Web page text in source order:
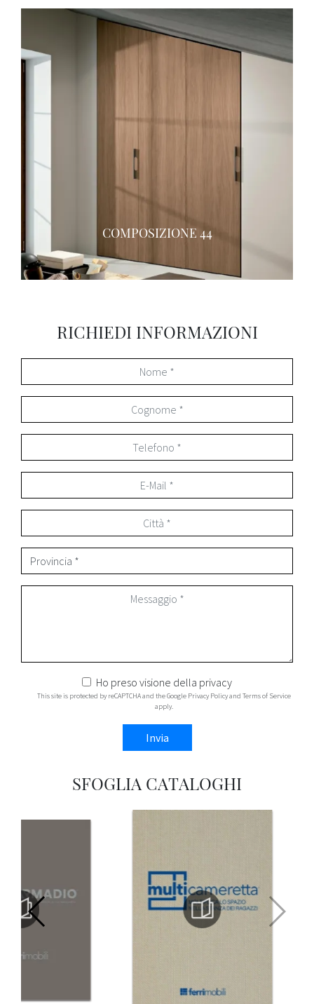
COMPOSIZIONE 44
RICHIEDI INFORMAZIONI
Ho preso visione della privacy
This site is protected by reCAPTCHA and the Google Privacy Policyand Terms of Service
apply.
Invia
SFOGLIA CATALOGHI